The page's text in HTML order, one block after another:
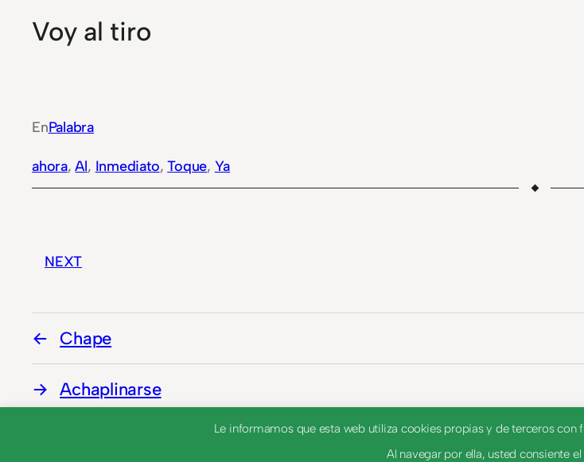
Voy al tiro
EnPalabra
ahora, Al, Inmediato, Toque, Ya
NEXT
Chape
Achaplinarse
Le informamos que esta web utiliza cookies propias y de terceros
Al navegar por ella, usted consiente